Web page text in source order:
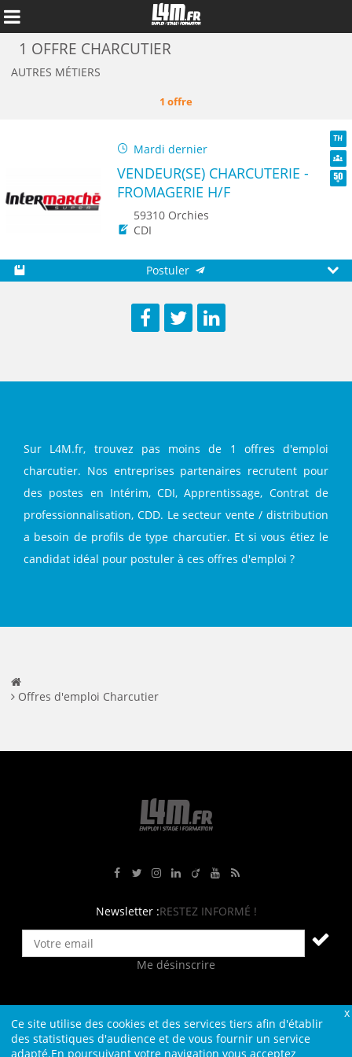
Ce site utilise des cookies et des services tiers afin d'établir
des statistiques d'audience et de vous fournir un service
adapté.En poursuivant votre navigation vous acceptez
Annuler
1 OFFRE CHARCUTIER
Sur L4M.fr, trouvez pas moins de 1 offres d'emploi
charcutier. Nos entreprises partenaires recrutent pour
des postes en Intérim, CDI, Apprentissage, Contrat de
professionnalisation, CDD. Le secteur vente / distribution
a besoin de profils de type charcutier. Et si vous étiez le
candidat idéal pour postuler à ces offres d'emploi ?
AUTRES MÉTIERS
1 offre
Mardi dernier
TH
VENDEUR(SE) CHARCUTERIE -
FROMAGERIE H/F
59310 Orchies
CDI
Postuler
Offres d'emploi Charcutier
Newsletter :RESTEZ INFORMÉ !
Me désinscrire
Contact Plan du site Qui sommes-nous ?
Liens